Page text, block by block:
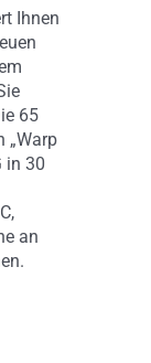
Ihnen
65
„Warp
in 30
an